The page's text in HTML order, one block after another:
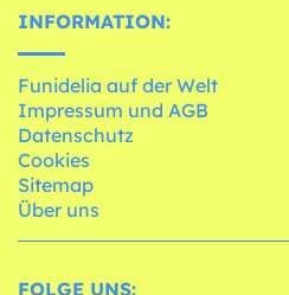
INFORMATION:
Funidelia auf der Welt
Impressum und AGB
Datenschutz
Cookies
Sitemap
Über uns
FOLGE UNS: